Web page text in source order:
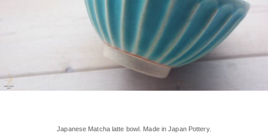
≪らいすぼ～るのお皿がパッケージに使用されました！≫ 5月7
日（水）に発売『よしもとカレー 北海道こしみず 三種のじゃが
いも編』レトルトカレーのパッケージに、当店のオリジナル商品
【でっかいどー 北の大地パーティーメインプレート】が使用さ
ました！新商品もたくさんご用意しております♪ みなさまのご来
Japanese Matcha latte bowl. Made in Japan Pottery.